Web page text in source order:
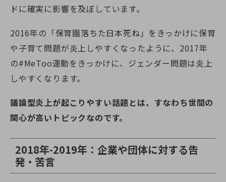
ドに確実に影響を及ぼしています。
2016年の「保育園落ちた日本死ね」をきっかけに保育
や子育て問題が炎上しやすくなったように、2017年
の#MeToo運動をきっかけに、ジェンダー問題は炎上
しやすくなります。
議論型炎上が起こりやすい話題とは、すなわち世間の
関心が高いトピックなのです。
2018年-2019年：企業や団体に対する告
発・苦言